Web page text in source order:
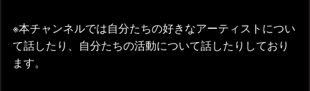
※本チャンネルでは自分たちの好きなアーティストについ
て話したり、自分たちの活動について話したりしており
ます。